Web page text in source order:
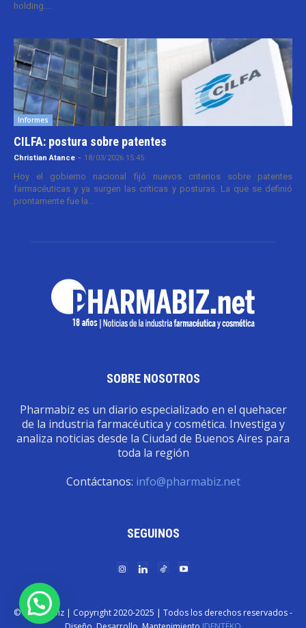
holding....
Informes
CILFA: postura sobre patentes
Christian Atance - 18/03/2026 15:45
Hoy el gobierno nacional fijó nuevos criterios sobre patentes
farmacéuticas y ya surgen las críticas y posturas. La que se definió
prontamente fue la...
SOBRE NOSOTROS
Pharmabiz es un diario especializado en el quehacer
de la industria farmacéutica y cosmética. Investiga y
analiza noticias desde la Ciudad de Buenos Aires para
toda la región
Contáctanos: info@pharmabiz.net
SEGUINOS
© Pharmabiz | Copyrıght 2020-2025 | Todos los derechos reservados -